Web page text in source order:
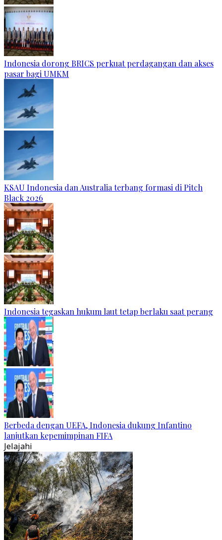
Indonesia dorong BRICS perkuat perdagangan dan akses
pasar bagi UMKM
KSAU Indonesia dan Australia terbang formasi di Pitch
Black 2026
Indonesia tegaskan hukum laut tetap berlaku saat perang
Berbeda dengan UEFA, Indonesia dukung Infantino
lanjutkan kepemimpinan FIFA
Jelajahi